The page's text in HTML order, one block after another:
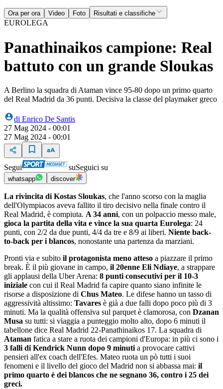
Ora per ora Video Foto Risultati e classifiche
EUROLEGA
Panathinaikos campione: Real
battuto con un grande Sloukas
A Berlino la squadra di Ataman vince 95-80 dopo un primo quarto
del Real Madrid da 36 punti. Decisiva la classe del playmaker greco
di Enrico De Santis
27 Mag 2024 - 00:01
27 Mag 2024 - 00:01
Segui suSeguici su
whatsapp discover
La rivincita di Kostas Sloukas, che l'anno scorso con la maglia
dell'Olympiacos aveva fallito il tiro decisivo nella finale contro il
Real Madrid, è compiuta. A 34 anni, con un polpaccio messo male,
gioca la partita della vita e vince la sua quarta Eurolega: 24
punti, con 2/2 da due punti, 4/4 da tre e 8/9 ai liberi. Niente back-
to-back per i blancos, nonostante una partenza da marziani.
Pronti via e subito il protagonista meno atteso a piazzare il primo
break. È il più giovane in campo, il 20enne Eli Ndiaye, a strappare
gli applausi della Uber Arena: 8 punti consecutivi per il 10-3
iniziale con cui il Real Madrid fa capire quanto siano infinite le
risorse a disposizione di Chus Mateo. Le difese hanno un tasso di
aggressività altissimo: Tavares è già a due falli dopo poco più di 3
minuti. Ma la qualità offensiva sul parquet è clamorosa, con Dzanan
Musa su tutti: si viaggia a punteggio molto alto, dopo 6 minuti il
tabellone dice Real Madrid 22-Panathinaikos 17. La squadra di
Ataman fatica a stare a ruota dei campioni d'Europa: in più ci sono i
3 falli di Kendrick Nunn dopo 9 minuti a provocare cattivi
pensieri all'ex coach dell'Efes. Mateo ruota un pò tutti i suoi
fenomeni e il livello del gioco del Madrid non si abbassa mai: il
primo quarto è dei blancos che ne segnano 36, contro i 25 dei
greci.